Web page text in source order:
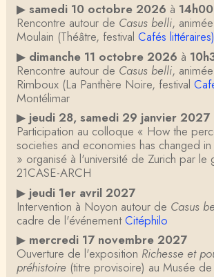
▶ samedi 10 octobre 2026 à 14h00
Rencontre autour de Casus belli,
Moulain (Théâtre, festival Cafés littéraires)
▶ dimanche 11 octobre 2026 à
Rencontre autour de Casus belli,
Rimboux (La Panthère Noire, festival
Montélimar
▶ jeudi 28, samedi 29 janvier 2027
Participation au colloque « How the
societies and economies has changed
» organisé à l'université de Zurich par le
21CASE-ARCH
▶ jeudi 1er avril 2027
Intervention à Noyon autour de Casus
cadre de l'événementCitéphilo
▶ mercredi 17 novembre 2027
Ouverture de l'exposition Richesse et
préhistoire(titre provisoire) au Musée